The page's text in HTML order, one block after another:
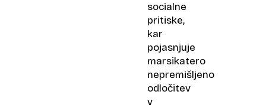
socialne
pritiske,
kar
pojasnjuje
marsikatero
nepremišljeno
odločitev
v